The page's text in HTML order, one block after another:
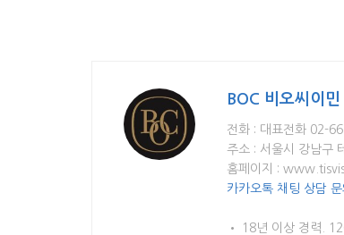
BOC 비오씨이민
전화 : 대표전화 02-
주소 : 서울시 강남구
홈페이지 :
카카오톡 채팅 상담
• 18년 이상 경력.